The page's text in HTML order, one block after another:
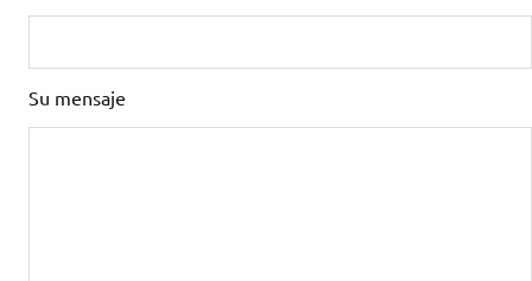
Su mensaje